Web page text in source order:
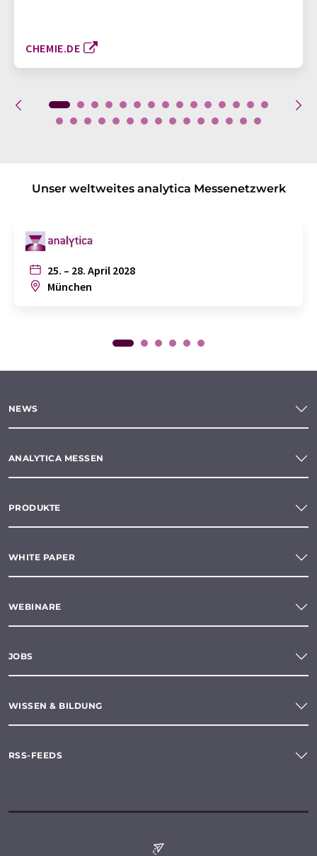
CHEMIE.DE
Unser weltweites analytica Messenetzwerk
25. – 28. April 2028
München
NEWS
ANALYTICA MESSEN
PRODUKTE
WHITE PAPER
WEBINARE
JOBS
WISSEN & BILDUNG
RSS-FEEDS